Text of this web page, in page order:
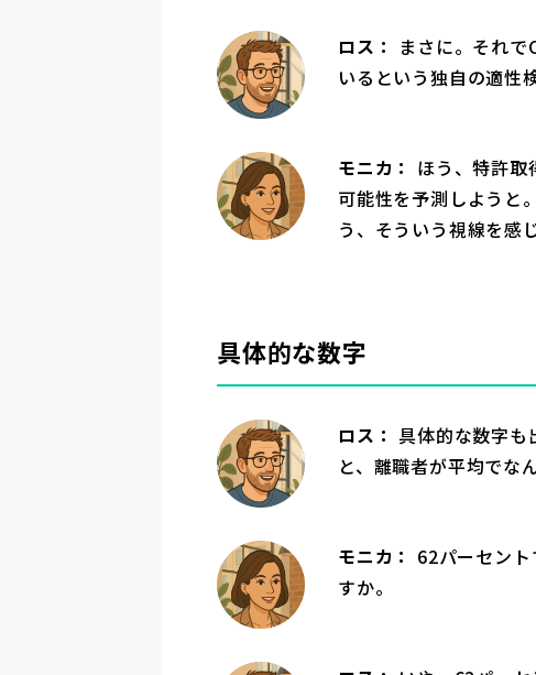
ロス：
まさに。それ
いるという独自の適性
モニカ： ほう、特許取
可能性を予測しようと
う、そういう視線を感
具体的な数字
ロス： 具体的な数字も
と、離職者が平均でな
モニカ： 62パーセン
すか。